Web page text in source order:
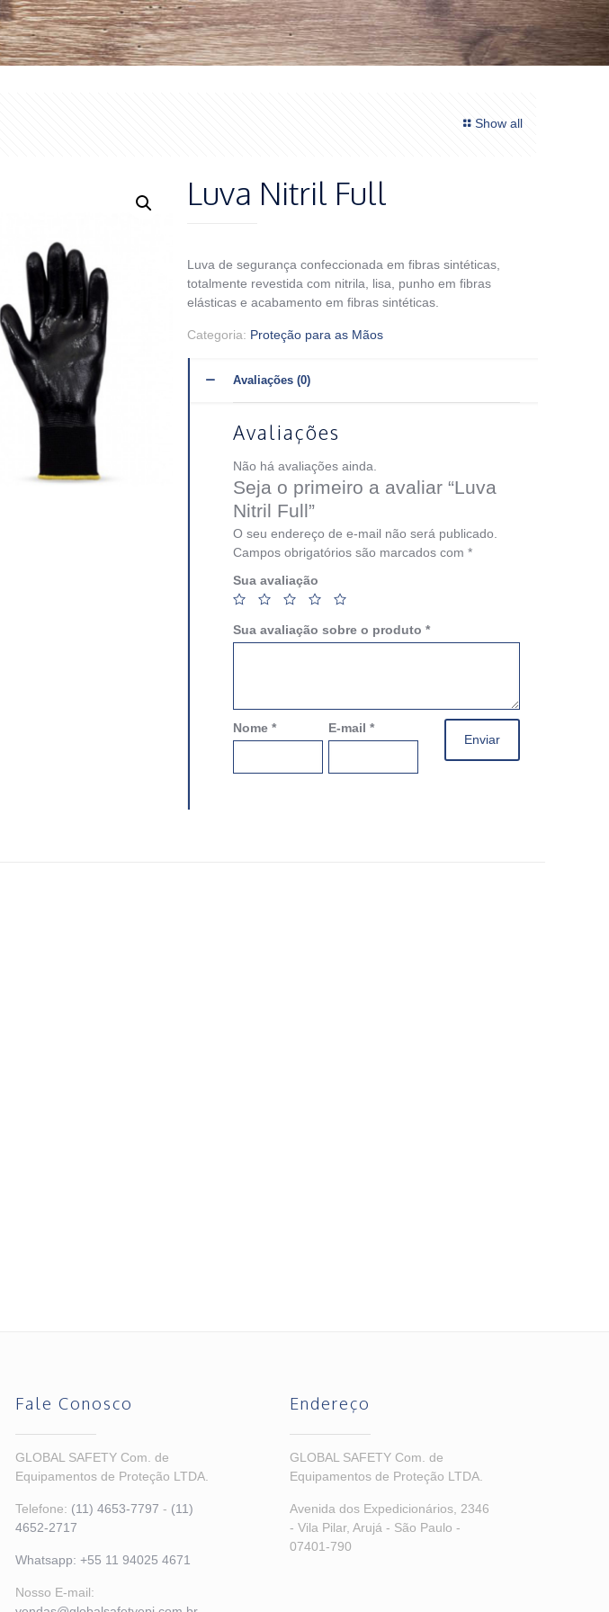
Show all
Luva Nitril Full
Luva de segurança confeccionada em fibras sintéticas,
totalmente revestida com nitrila, lisa, punho em fibras
elásticas e acabamento em fibras sintéticas.
Categoria: Proteção para as Mãos
Avaliações (0)
Avaliações
Não há avaliações ainda.
Seja o primeiro a avaliar “Luva
Nitril Full”
O seu endereço de e-mail não será publicado.
Campos obrigatórios são marcados com*
Sua avaliação
Sua avaliação sobre o produto*
Nome* E-mail*
Fale Conosco
GLOBAL SAFETY Com. de
Equipamentos de Proteção LTDA.
Telefone: (11) 4653-7797 - (11)
4652-2717
Whatsapp:+55 11 94025 4671
Nosso E-mail:
Endereço
GLOBAL SAFETY Com. de
Equipamentos de Proteção LTDA.
Avenida dos Expedicionários, 2346
- Vila Pilar, Arujá - São Paulo -
07401-790